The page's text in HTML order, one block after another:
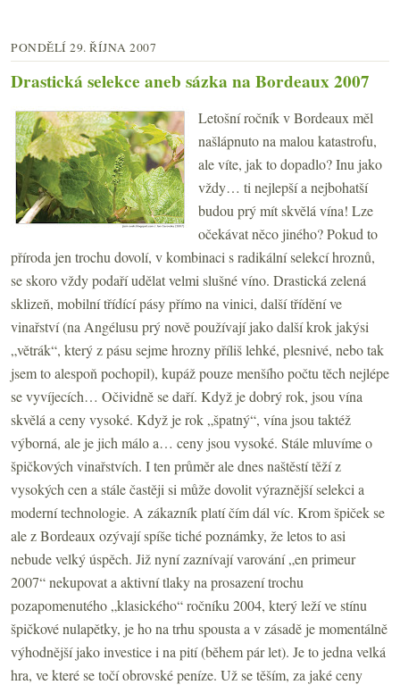
PONDĚLÍ 29. ŘÍJNA 2007
Drastická selekce aneb sázka na Bordeaux 2007
Letošní ročník v Bordeaux měl
našlápnuto na malou katastrofu,
ale víte, jak to dopadlo? Inu jako
vždy… ti nejlepší a nejbohatší
budou prý mít skvělá vína! Lze
očekávat něco jiného? Pokud to
příroda jen trochu dovolí, v kombinaci s radikální selekcí hroznů,
se skoro vždy podaří udělat velmi slušné víno. Drastická zelená
sklizeň, mobilní třídící pásy přímo na vinici, další třídění ve
vinařství (na Angélusu prý nově používají jako další krok jakýsi
„větrák“, který z pásu sejme hrozny příliš lehké, plesnivé, nebo tak
jsem to alespoň pochopil), kupáž pouze menšího počtu těch nejlépe
se vyvíjecích… Očividně se daří. Když je dobrý rok, jsou vína
skvělá a ceny vysoké. Když je rok „špatný“, vína jsou taktéž
výborná, ale je jich málo a… ceny jsou vysoké. Stále mluvíme o
špičkových vinařstvích. I ten průměr ale dnes naštěstí těží z
vysokých cen a stále častěji si může dovolit výraznější selekci a
moderní technologie. A zákazník platí čím dál víc. Krom špiček se
ale z Bordeaux ozývají spíše tiché poznámky, že letos to asi
nebude velký úspěch. Již nyní zaznívají varování „en primeur
2007“ nekupovat a aktivní tlaky na prosazení trochu
pozapomenutého „klasického“ ročníku 2004, který leží ve stínu
špičkové nulapětky, je ho na trhu spousta a v zásadě je momentálně
výhodnější jako investice i na pití (během pár let). Je to jedna velká
hra, ve které se točí obrovské peníze. Už se těším, za jaké ceny